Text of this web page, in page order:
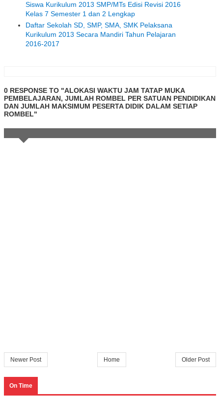
Siswa Kurikulum 2013 SMP/MTs Edisi Revisi 2016
Kelas 7 Semester 1 dan 2 Lengkap
Daftar Sekolah SD, SMP, SMA, SMK Pelaksana
Kurikulum 2013 Secara Mandiri Tahun Pelajaran
2016-2017
0 RESPONSE TO "ALOKASI WAKTU JAM TATAP MUKA
PEMBELAJARAN, JUMLAH ROMBEL PER SATUAN PENDIDIKAN
DAN JUMLAH MAKSIMUM PESERTA DIDIK DALAM SETIAP
ROMBEL"
Newer Post Older Post
Home
On Time